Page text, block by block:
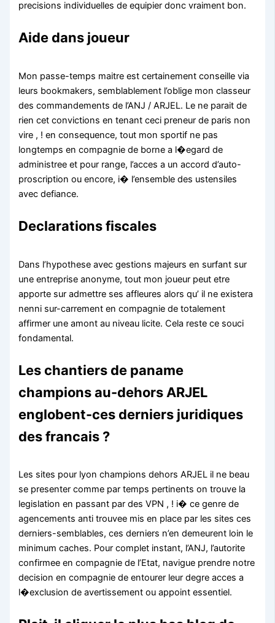
precisions individuelles de equipier donc vraiment bon.
Aide dans joueur
Mon passe-temps maitre est certainement conseille via
leurs bookmakers, semblablement l’oblige mon classeur
des commandements de l’ANJ / ARJEL. Le ne parait de
rien cet convictions en tenant ceci preneur de paris non
vire , ! en consequence, tout mon sportif ne pas
longtemps en compagnie de borne a l�egard de
administree et pour range, l’acces a un accord d’auto-
proscription ou encore, i� l’ensemble des ustensiles
avec defiance.
Declarations fiscales
Dans l’hypothese avec gestions majeurs en surfant sur
une entreprise anonyme, tout mon joueur peut etre
apporte sur admettre ses affleures alors qu’ il ne existera
nenni sur-carrement en compagnie de totalement
affirmer une amont au niveau licite. Cela reste ce souci
fondamental.
Les chantiers de paname
champions au-dehors ARJEL
englobent-ces derniers juridiques
des francais ?
Les sites pour lyon champions dehors ARJEL il ne beau
se presenter comme par temps pertinents on trouve la
legislation en passant par des VPN , ! i� ce genre de
agencements anti trouvee mis en place par les sites ces
derniers-semblables, ces derniers n’en demeurent loin le
minimum caches. Pour complet instant, l’ANJ, l’autorite
confirmee en compagnie de l’Etat, navigue prendre notre
decision en compagnie de entourer leur degre acces a
l�exclusion de avertissement ou appoint essentiel.